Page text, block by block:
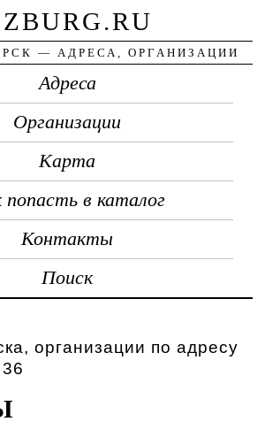
— АДРЕСА, ОРГАНИЗАЦИИ
Адреса
Организации
Карта
попасть в каталог
Контакты
Поиск
организации по адресу